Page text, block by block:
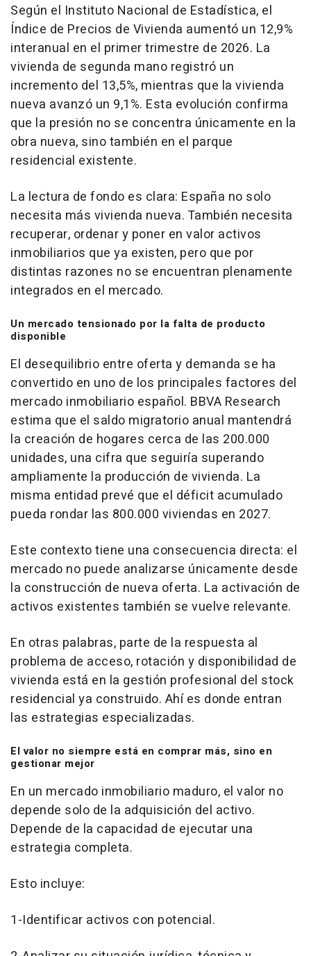
Según el Instituto Nacional de Estadística, el
Índice de Precios de Vivienda aumentó un 12,9%
interanual en el primer trimestre de 2026. La
vivienda de segunda mano registró un
incremento del 13,5%, mientras que la vivienda
nueva avanzó un 9,1%. Esta evolución confirma
que la presión no se concentra únicamente en la
obra nueva, sino también en el parque
residencial existente.
La lectura de fondo es clara: España no solo
necesita más vivienda nueva. También necesita
recuperar, ordenar y poner en valor activos
inmobiliarios que ya existen, pero que por
distintas razones no se encuentran plenamente
integrados en el mercado.
Un mercado tensionado por la falta de producto
disponible
El desequilibrio entre oferta y demanda se ha
convertido en uno de los principales factores del
mercado inmobiliario español. BBVA Research
estima que el saldo migratorio anual mantendrá
la creación de hogares cerca de las 200.000
unidades, una cifra que seguiría superando
ampliamente la producción de vivienda. La
misma entidad prevé que el déficit acumulado
pueda rondar las 800.000 viviendas en 2027.
Este contexto tiene una consecuencia directa: el
mercado no puede analizarse únicamente desde
la construcción de nueva oferta. La activación de
activos existentes también se vuelve relevante.
En otras palabras, parte de la respuesta al
problema de acceso, rotación y disponibilidad de
vivienda está en la gestión profesional del stock
residencial ya construido. Ahí es donde entran
las estrategias especializadas.
El valor no siempre está en comprar más, sino en
gestionar mejor
En un mercado inmobiliario maduro, el valor no
depende solo de la adquisición del activo.
Depende de la capacidad de ejecutar una
estrategia completa.
Esto incluye:
1-Identificar activos con potencial.